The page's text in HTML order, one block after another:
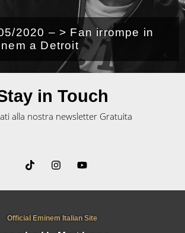
2020 – > Fan irrompe in
a Detroit
in Touch
alla nostra newsletter Gratuita
Official Eminem Italian Site